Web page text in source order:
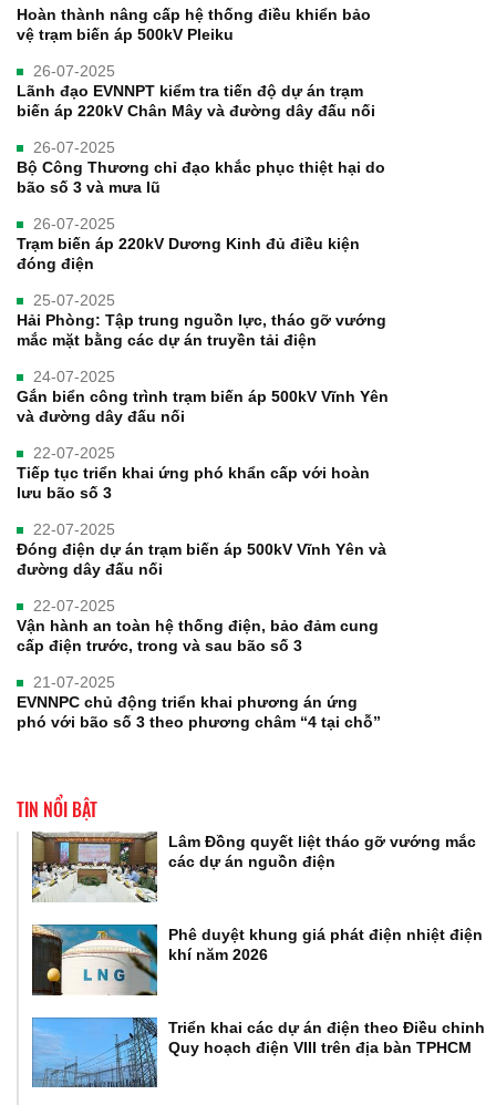
Hoàn thành nâng cấp hệ thống điều khiển bảo
vệ trạm biến áp 500kV Pleiku
26-07-2025
Lãnh đạo EVNNPT kiểm tra tiến độ dự án trạm
biến áp 220kV Chân Mây và đường dây đấu nối
26-07-2025
Bộ Công Thương chỉ đạo khắc phục thiệt hại do
bão số 3 và mưa lũ
26-07-2025
Trạm biến áp 220kV Dương Kinh đủ điều kiện
đóng điện
25-07-2025
Hải Phòng: Tập trung nguồn lực, tháo gỡ vướng
mắc mặt bằng các dự án truyền tải điện
24-07-2025
Gắn biển công trình trạm biến áp 500kV Vĩnh Yên
và đường dây đấu nối
22-07-2025
Tiếp tục triển khai ứng phó khẩn cấp với hoàn
lưu bão số 3
22-07-2025
Đóng điện dự án trạm biến áp 500kV Vĩnh Yên và
đường dây đấu nối
22-07-2025
Vận hành an toàn hệ thống điện, bảo đảm cung
cấp điện trước, trong và sau bão số 3
21-07-2025
EVNNPC chủ động triển khai phương án ứng
phó với bão số 3 theo phương châm “4 tại chỗ”
TIN NỔI BẬT
Lâm Đồng quyết liệt tháo gỡ vướng mắc
các dự án nguồn điện
Phê duyệt khung giá phát điện nhiệt điện
khí năm 2026
Triển khai các dự án điện theo Điều chỉnh
Quy hoạch điện VIII trên địa bàn TPHCM